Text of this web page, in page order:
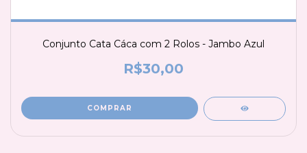
Conjunto Cata Cáca com 2 Rolos - Jambo Azul
R$30,00